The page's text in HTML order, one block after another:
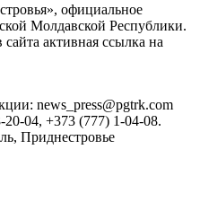
официальное
Молдавской Республики.
активная ссылка на
news_press@pgtrk.com
04, +373 (777) 1-04-08.
Приднестровье